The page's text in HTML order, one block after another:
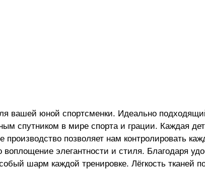
вашей юной спортсменки. Идеально
спутником в мире спорта и грации. Каждая
позволяет нам контролировать
элегантности и стиля. Благодаря
шарм каждой тренировке. Лёгкость